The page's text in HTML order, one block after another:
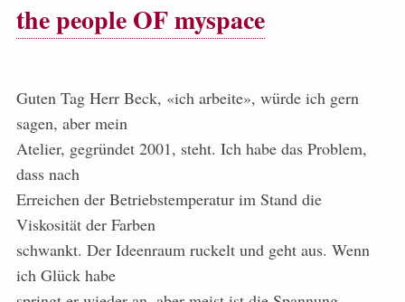
the people OF myspace
Guten Tag Herr Beck, «ich arbeite», würde ich gern
sagen, aber mein
Atelier, gegründet 2001, steht. Ich habe das Problem,
dass nach
Erreichen der Betriebstemperatur im Stand die
Viskosität der Farben
schwankt. Der Ideenraum ruckelt und geht aus. Wenn
ich Glück habe